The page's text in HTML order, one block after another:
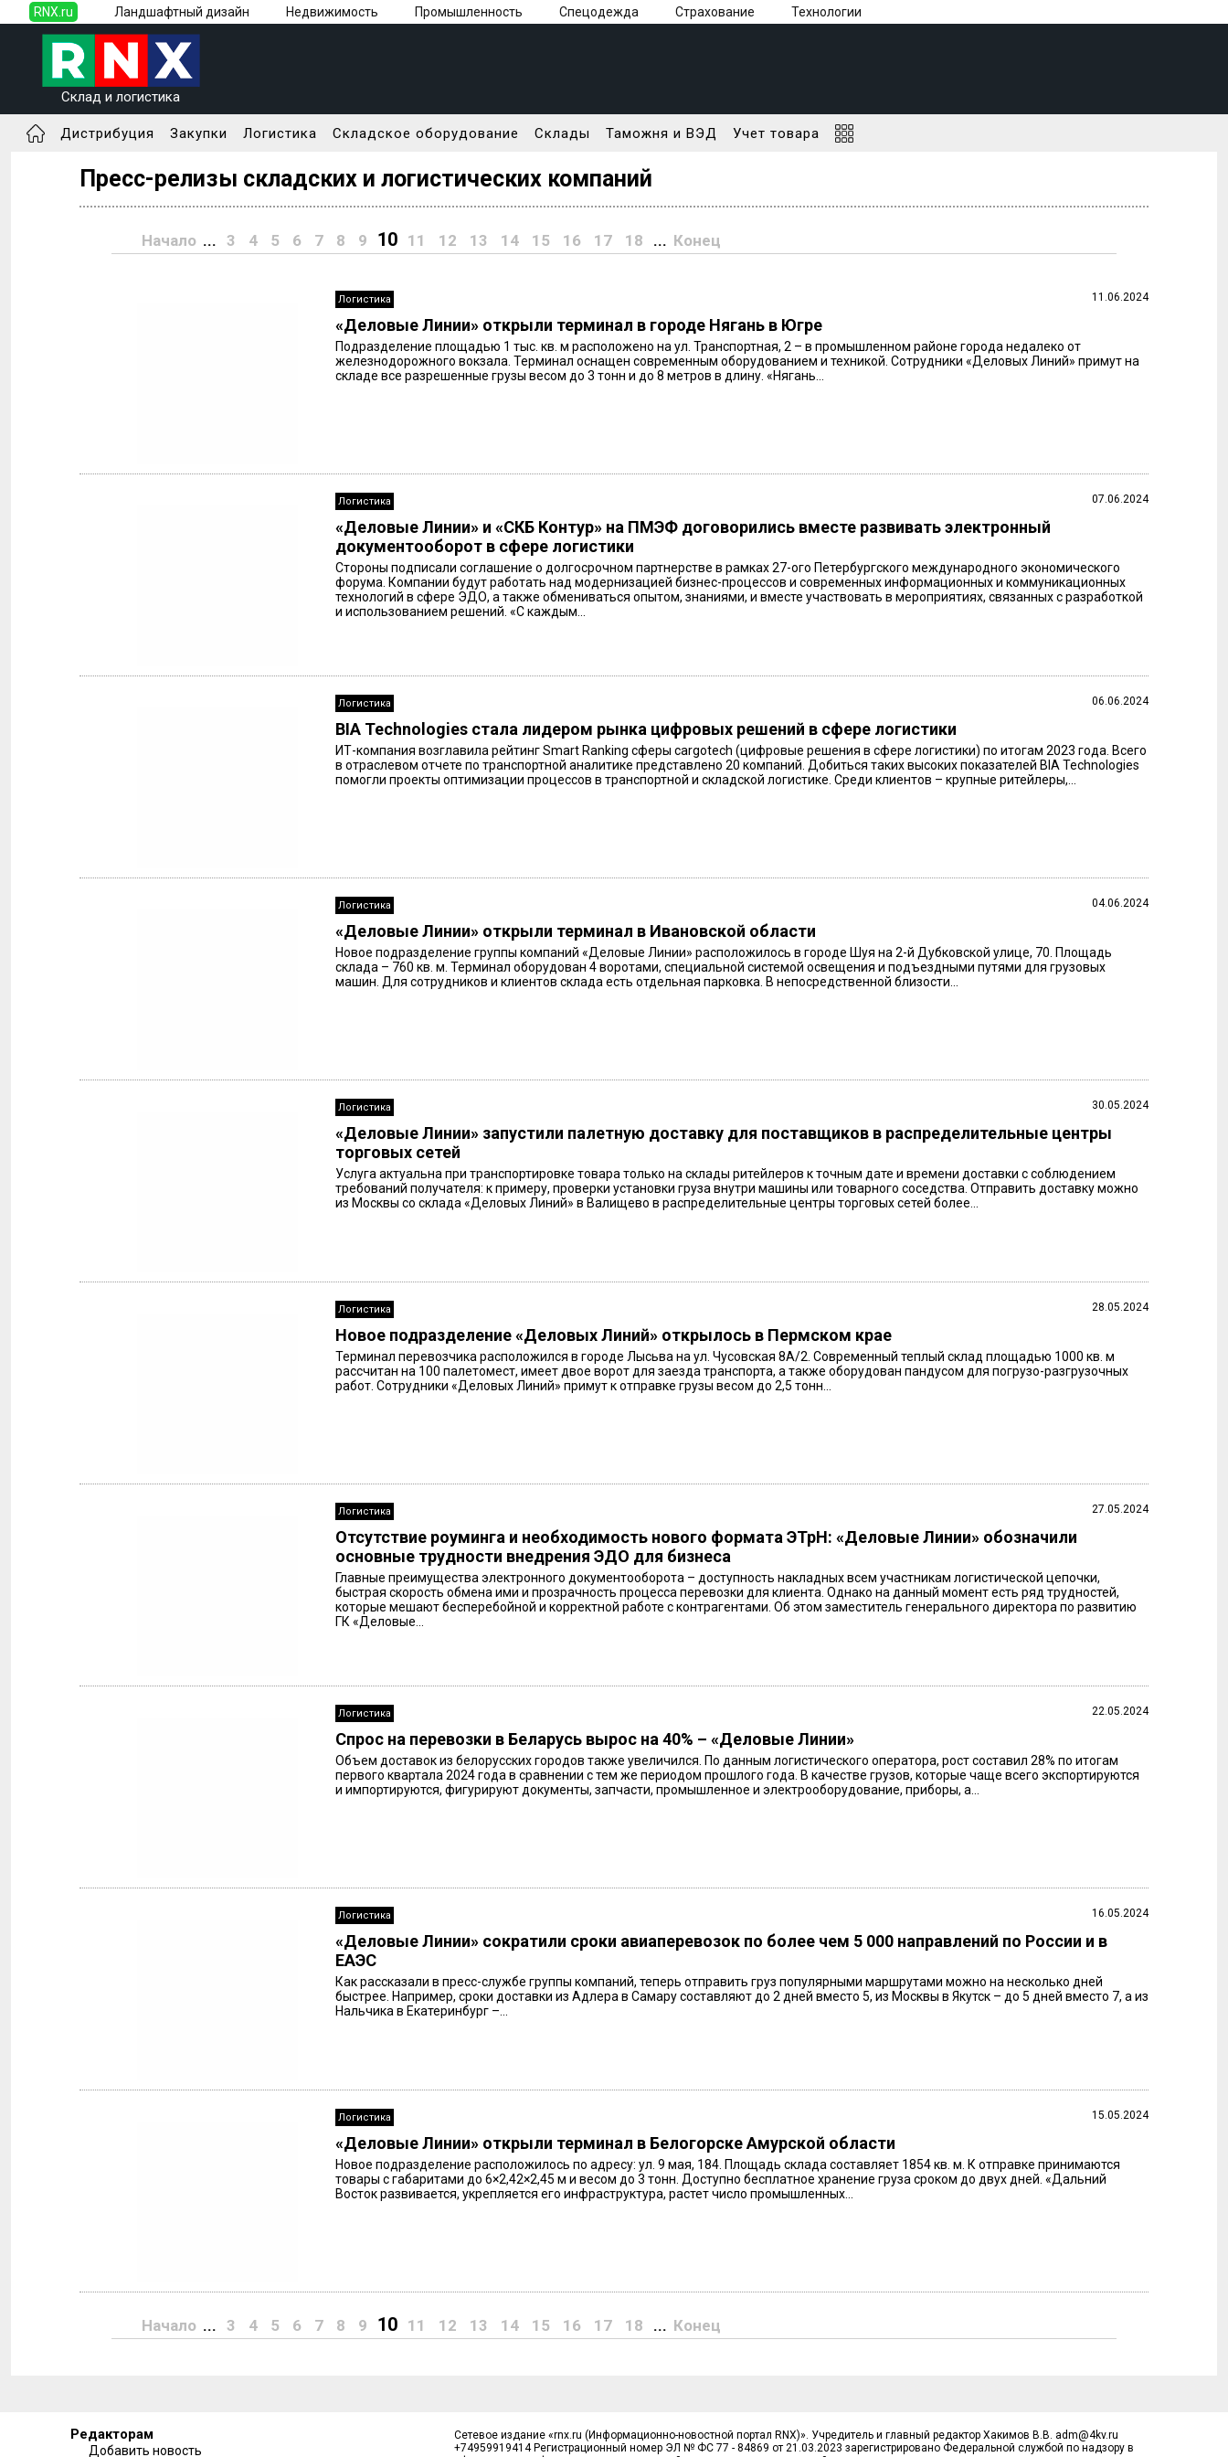
RNX.ru Ландшафтный дизайн Недвижимость Промышленность Спецодежда Страхование Технологии
Склад и логистика
Дистрибуция Закупки Логистика Складское оборудование Склады Таможня и ВЭД Учет товара
Пресс-релизы складских и логистических компаний
Начало ... 3 4 5 6 7 8 9 10 11 12 13 14 15 16 17 18 ... Конец
Логистика
«Деловые Линии» открыли терминал в городе Нягань в Югре
11.06.2024
Подразделение площадью 1 тыс. кв. м расположено на ул. Транспортная, 2 – в промышленном районе города недалеко от
железнодорожного вокзала. Терминал оснащен современным оборудованием и техникой. Сотрудники «Деловых Линий» примут на
складе все разрешенные грузы весом до 3 тонн и до 8 метров в длину. «Нягань...
Логистика
«Деловые Линии» и «СКБ Контур» на ПМЭФ договорились вместе развивать электронный
документооборот в сфере логистики
07.06.2024
Стороны подписали соглашение о долгосрочном партнерстве в рамках 27-ого Петербургского международного экономического
форума. Компании будут работать над модернизацией бизнес-процессов и современных информационных и коммуникационных
технологий в сфере ЭДО, а также обмениваться опытом, знаниями, и вместе участвовать в мероприятиях, связанных с разработкой
и использованием решений. «С каждым...
Логистика
BIA Technologies стала лидером рынка цифровых решений в сфере логистики
06.06.2024
ИТ-компания возглавила рейтинг Smart Ranking сферы cargotech (цифровые решения в сфере логистики) по итогам 2023 года. Всего
в отраслевом отчете по транспортной аналитике представлено 20 компаний. Добиться таких высоких показателей BIA Technologies
помогли проекты оптимизации процессов в транспортной и складской логистике. Среди клиентов – крупные ритейлеры,...
Логистика
«Деловые Линии» открыли терминал в Ивановской области
04.06.2024
Новое подразделение группы компаний «Деловые Линии» расположилось в городе Шуя на 2-й Дубковской улице, 70. Площадь
склада – 760 кв. м. Терминал оборудован 4 воротами, специальной системой освещения и подъездными путями для грузовых
машин. Для сотрудников и клиентов склада есть отдельная парковка. В непосредственной близости...
Логистика
«Деловые Линии» запустили палетную доставку для поставщиков в распределительные центры
торговых сетей
30.05.2024
Услуга актуальна при транспортировке товара только на склады ритейлеров к точным дате и времени доставки с соблюдением
требований получателя: к примеру, проверки установки груза внутри машины или товарного соседства. Отправить доставку можно
из Москвы со склада «Деловых Линий» в Валищево в распределительные центры торговых сетей более...
Логистика
Новое подразделение «Деловых Линий» открылось в Пермском крае
28.05.2024
Терминал перевозчика расположился в городе Лысьва на ул. Чусовская 8А/2. Современный теплый склад площадью 1000 кв. м
рассчитан на 100 палетомест, имеет двое ворот для заезда транспорта, а также оборудован пандусом для погрузо-разгрузочных
работ. Сотрудники «Деловых Линий» примут к отправке грузы весом до 2,5 тонн...
Логистика
Отсутствие роуминга и необходимость нового формата ЭТрН: «Деловые Линии» обозначили
основные трудности внедрения ЭДО для бизнеса
27.05.2024
Главные преимущества электронного документооборота – доступность накладных всем участникам логистической цепочки,
быстрая скорость обмена ими и прозрачность процесса перевозки для клиента. Однако на данный момент есть ряд трудностей,
которые мешают бесперебойной и корректной работе с контрагентами. Об этом заместитель генерального директора по развитию
ГК «Деловые...
Логистика
Спрос на перевозки в Беларусь вырос на 40% – «Деловые Линии»
22.05.2024
Объем доставок из белорусских городов также увеличился. По данным логистического оператора, рост составил 28% по итогам
первого квартала 2024 года в сравнении с тем же периодом прошлого года. В качестве грузов, которые чаще всего экспортируются
и импортируются, фигурируют документы, запчасти, промышленное и электрооборудование, приборы, а...
Логистика
«Деловые Линии» сократили сроки авиаперевозок по более чем 5 000 направлений по России и в
ЕАЭС
16.05.2024
Как рассказали в пресс-службе группы компаний, теперь отправить груз популярными маршрутами можно на несколько дней
быстрее. Например, сроки доставки из Адлера в Самару составляют до 2 дней вместо 5, из Москвы в Якутск – до 5 дней вместо 7, а из
Нальчика в Екатеринбург –...
Логистика
«Деловые Линии» открыли терминал в Белогорске Амурской области
15.05.2024
Новое подразделение расположилось по адресу: ул. 9 мая, 184. Площадь склада составляет 1854 кв. м. К отправке принимаются
товары с габаритами до 6×2,42×2,45 м и весом до 3 тонн. Доступно бесплатное хранение груза сроком до двух дней. «Дальний
Восток развивается, укрепляется его инфраструктура, растет число промышленных...
Начало ... 3 4 5 6 7 8 9 10 11 12 13 14 15 16 17 18 ... Конец
Редакторам
Добавить новость
Сетевое издание «rnx.ru (Информационно-новостной портал RNX)». Учредитель и главный редактор Хакимов В.В. adm@4kv.ru
+74959919414 Регистрационный номер ЭЛ № ФС 77 - 84869 от 21.03.2023 зарегистрировано Федеральной службой по надзору в